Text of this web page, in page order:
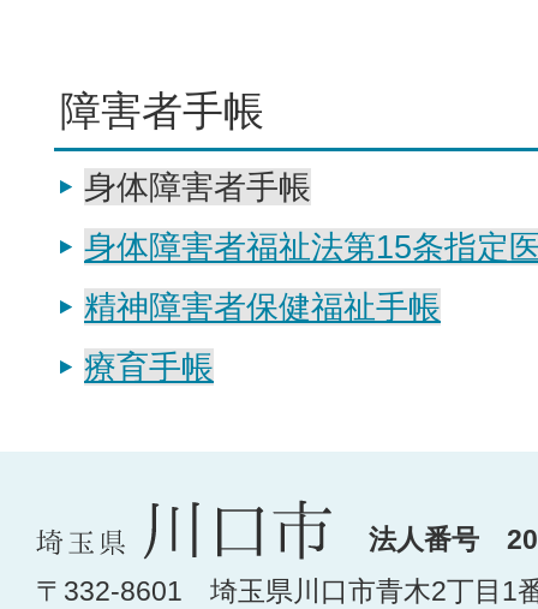
障害者手帳
身体障害者手帳
身体障害者福祉法第15条指定
精神障害者保健福祉手帳
療育手帳
法人番号
〒332-8601 埼玉県川口市青木2丁目1